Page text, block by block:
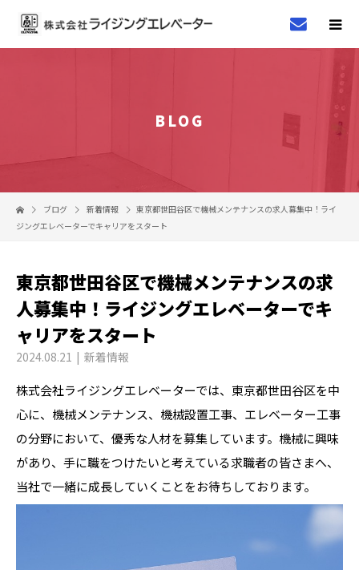
BLOG
ブログ 新着情報
東京都世田谷区で機械メンテナンスの求人募集中！ライ
ジングエレベーターでキャリアをスタート
東京都世田谷区で機械メンテナンスの求
人募集中！ライジングエレベーターでキ
ャリアをスタート
2024.08.21 新着情報
株式会社ライジングエレベーターでは、東京都世田谷区を中
心に、機械メンテナンス、機械設置工事、エレベーター工事
の分野において、優秀な人材を募集しています。機械に興味
があり、手に職をつけたいと考えている求職者の皆さまへ、
当社で一緒に成長していくことをお待ちしております。